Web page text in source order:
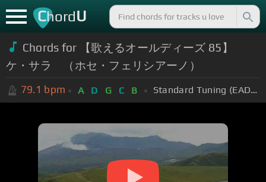
ChordU
Chords for 【歌えるオールディーズ 85】
ケ・サラ （ホセ・フェリシアーノ）
79.1 bpm A D G C B Standard Tuning (EADGBE)